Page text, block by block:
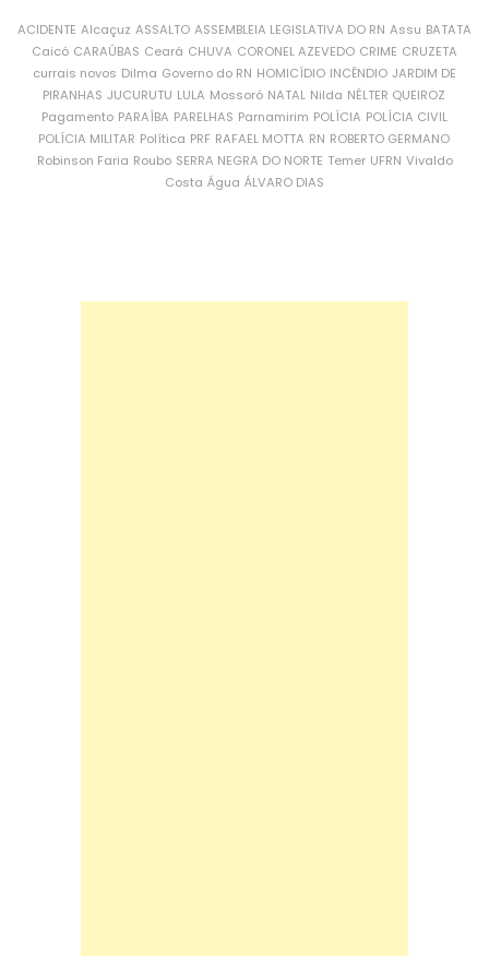
ACIDENTE Alcaçuz ASSALTO ASSEMBLEIA LEGISLATIVA DO RN Assu BATATA
Caicó CARAÚBAS Ceará CHUVA CORONEL AZEVEDO CRIME CRUZETA
currais novos Dilma Governo do RN HOMICÍDIO INCÊNDIO JARDIM DE
PIRANHAS JUCURUTU LULA Mossoró NATAL Nilda NÉLTER QUEIROZ
Pagamento PARAÍBA PARELHAS Parnamirim POLÍCIA POLÍCIA CIVIL
POLÍCIA MILITAR Política PRF RAFAEL MOTTA RN ROBERTO GERMANO
Robinson Faria Roubo SERRA NEGRA DO NORTE Temer UFRN Vivaldo
Costa Água ÁLVARO DIAS